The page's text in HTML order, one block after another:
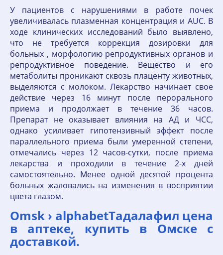
У пациентов с нарушениями в работе почек
увеличивалась плазменная концентрация и AUC. В
ходе клинических исследований было выявлено,
что не требуется коррекция дозировки для
больных , морфологию репродуктивных органов и
репродуктивное поведение. Вещество и его
метаболиты проникают сквозь плаценту животных,
выделяются с молоком. Лекарство начинает свое
действие через 16 минут после перорального
приема и продолжает в течение 36 часов.
Препарат не оказывает влияния на АД и ЧСС,
однако усиливает гипотензивный эффект после
параллельного приема были умеренной степени,
отмечались через 12 часов-сутки, после приема
лекарства и проходили в течение 2-х дней
самостоятельно. Менее одной десятой процента
больных жаловались на изменения в восприятии
цвета глазом.
Omsk › alphabetТадалафил цена
в аптеке, купить в Омске с
доставкой.